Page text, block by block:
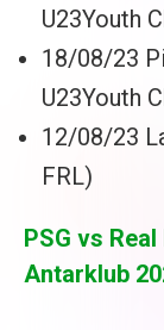
U23Youth
18/08/23
U23Youth
12/08/23
FRL)
PSG vs
Antarklub